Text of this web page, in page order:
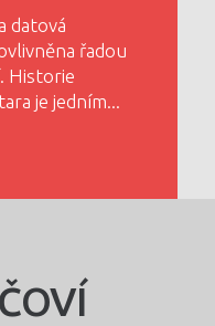
datová
řadou
Historie
je jedním...